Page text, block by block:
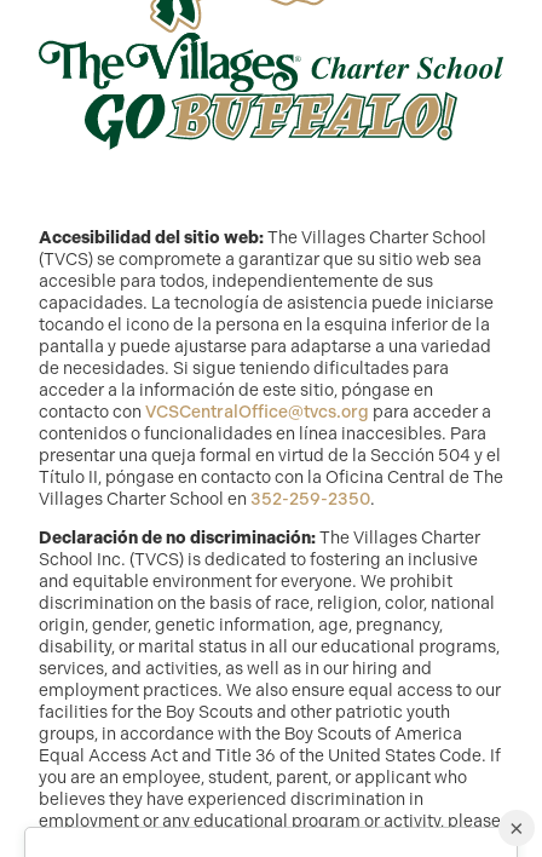
Accesibilidad del sitio web:The Villages Charter School
(TVCS) se compromete a garantizar que su sitio web sea
accesible para todos, independientemente de sus
capacidades. La tecnología de asistencia puede iniciarse
tocando el icono de la persona en la esquina inferior de la
pantalla y puede ajustarse para adaptarse a una variedad
de necesidades. Si sigue teniendo dificultades para
acceder a la información de este sitio, póngase en
contacto con VCSCentralOffice@tvcs.org para acceder a
contenidos o funcionalidades en línea inaccesibles. Para
presentar una queja formal en virtud de la Sección 504 y el
Título II, póngase en contacto con la Oficina Central de The
Villages Charter School en 352-259-2350.
Declaración de no discriminación:The Villages Charter
School Inc. (TVCS) is dedicated to fostering an inclusive
and equitable environment for everyone. We prohibit
discrimination on the basis of race, religion, color, national
origin, gender, genetic information, age, pregnancy,
disability, or marital status in all our educational programs,
services, and activities, as well as in our hiring and
employment practices. We also ensure equal access to our
facilities for the Boy Scouts and other patriotic youth
groups, in accordance with the Boy Scouts of America
Equal Access Act and Title 36 of the United States Code. If
you are an employee, student, parent, or applicant who
believes they have experienced discrimination in
employment or any educational program or activity, please ×